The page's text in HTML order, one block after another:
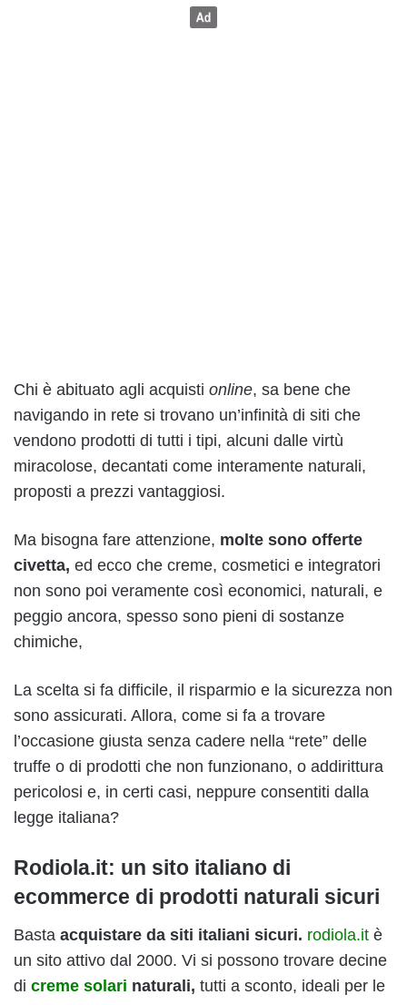
Chi è abituato agli acquisti online, sa bene che
navigando in rete si trovano un’infinità di siti che
vendono prodotti di tutti i tipi, alcuni dalle virtù
miracolose, decantati come interamente naturali,
proposti a prezzi vantaggiosi.
Ma bisogna fare attenzione, molte sono offerte
civetta, ed ecco che creme, cosmetici e integratori
non sono poi veramente così economici, naturali, e
peggio ancora, spesso sono pieni di sostanze
chimiche,
La scelta si fa difficile, il risparmio e la sicurezza non
sono assicurati. Allora, come si fa a trovare
l’occasione giusta senza cadere nella “rete” delle
truffe o di prodotti che non funzionano, o addirittura
pericolosi e, in certi casi, neppure consentiti dalla
legge italiana?
Rodiola.it: un sito italiano di
ecommerce di prodotti naturali sicuri
Basta acquistare da siti italiani sicuri. rodiola.it è
un sito attivo dal 2000. Vi si possono trovare decine
di creme solari naturali, tutti a sconto, ideali per le